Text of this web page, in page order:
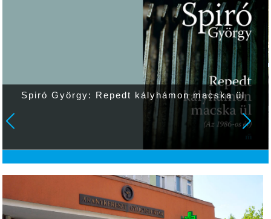
Spiró György: Repedt kályhámon macska ül